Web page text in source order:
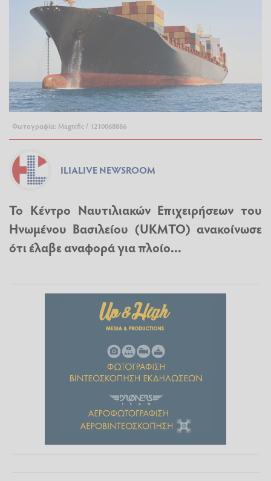
Φωτογραφία: Magnific / 1210068886
ILIALIVE NEWSROOM
Το Κέντρο Ναυτιλιακών Επιχειρήσεων του
Ηνωμένου Βασιλείου (UKMTO) ανακοίνωσε
ότι έλαβε αναφορά για πλοίο...